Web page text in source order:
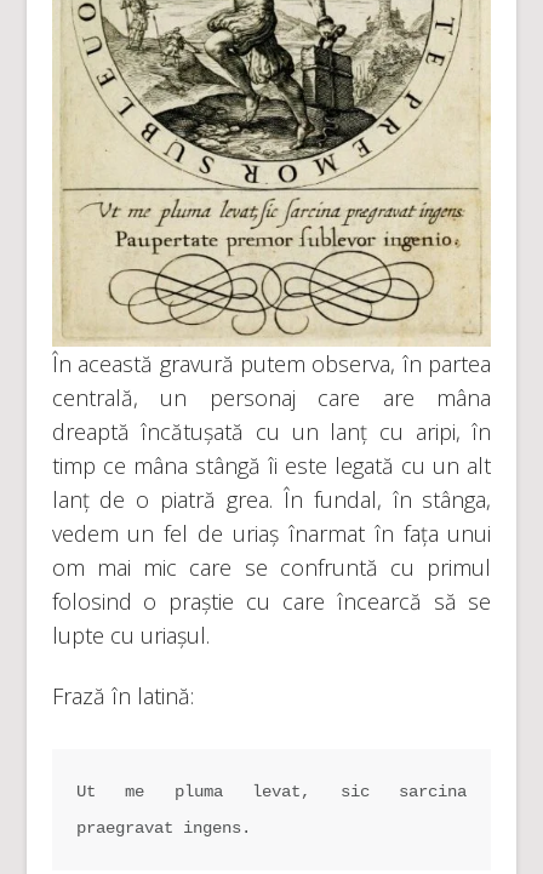
În această gravură putem observa, în partea
centrală, un personaj care are mâna
dreaptă încătușată cu un lanț cu aripi, în
timp ce mâna stângă îi este legată cu un alt
lanț de o piatră grea. În fundal, în stânga,
vedem un fel de uriaș înarmat în fața unui
om mai mic care se confruntă cu primul
folosind o praștie cu care încearcă să se
lupte cu uriașul.
Frază în latină:
Ut me pluma levat, sic sarcina
praegravat ingens.